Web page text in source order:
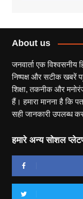
About us
जनवार्ता एक विश्वसनीय
निष्पक्ष और सटीक खबरें
शिक्षा, तकनीक और
हैं। हमारा मानना है कि
सही जानकारी उपलब्ध
हमारे अन्य सोशल